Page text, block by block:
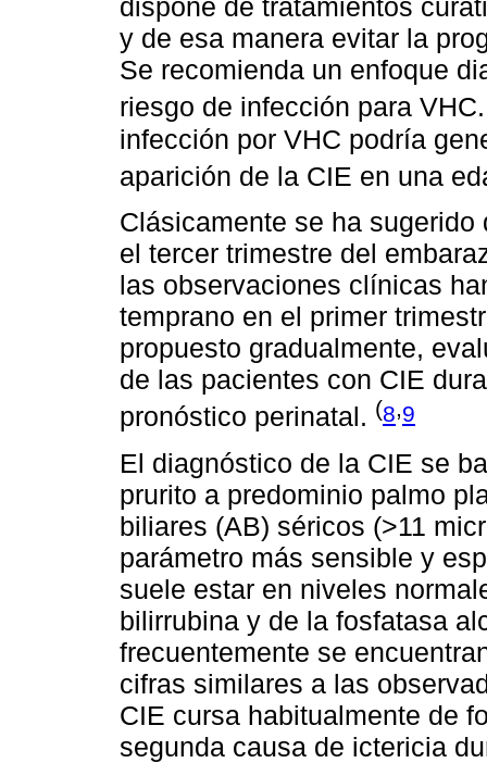
dispone de tratamientos
y de esa manera evitar la
Se recomienda un enfoque
riesgo de infección para
infección por VHC podría
aparición de la CIE en una
Clásicamente se ha
el tercer trimestre del
las observaciones clínicas
temprano en el primer
propuesto gradualmente,
de las pacientes con CIE
pronóstico perinatal. (8,9
El diagnóstico de la CIE se
prurito a predominio palmo
biliares (AB) séricos (>11
parámetro más sensible y
suele estar en niveles
bilirrubina y de la fosfatasa
frecuentemente se
cifras similares a las
CIE cursa habitualmente de
segunda causa de ictericia